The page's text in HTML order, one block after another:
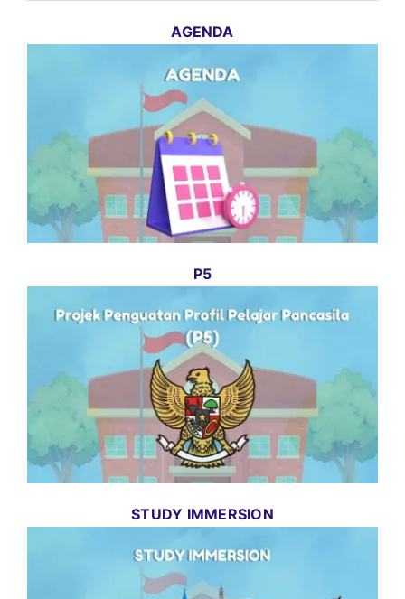
AGENDA
P5
STUDY IMMERSION